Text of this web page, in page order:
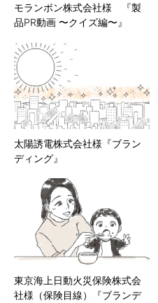
モランボン株式会社様 『製
品PR動画 〜クイズ編〜』
太陽誘電株式会社様『ブラン
ディング』
東京海上日動火災保険株式会
社様（保険目線）『ブランデ